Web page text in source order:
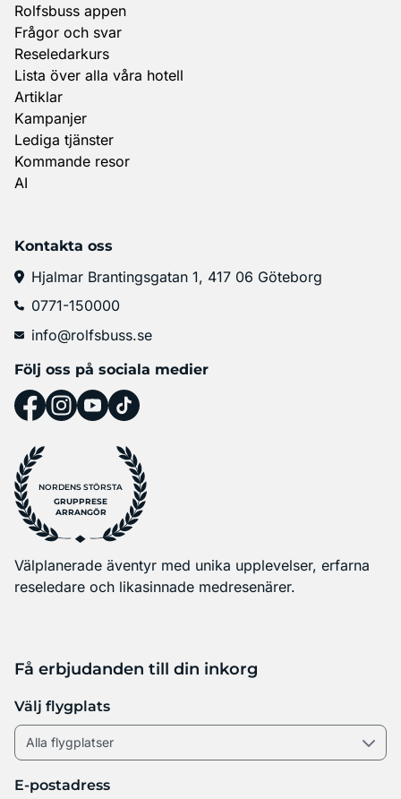
Rolfsbuss appen
Frågor och svar
Reseledarkurs
Lista över alla våra hotell
Artiklar
Kampanjer
Lediga tjänster
Kommande resor
AI
Kontakta oss
Hjalmar Brantingsgatan 1, 417 06 Göteborg
0771-150000
info@rolfsbuss.se
Följ oss på sociala medier
NORDENS STÖRSTA
GRUPPRESE
ARRANGÖR
Välplanerade äventyr med unika upplevelser, erfarna
reseledare och likasinnade medresenärer.
Få erbjudanden till din inkorg
Välj flygplats
E-postadress